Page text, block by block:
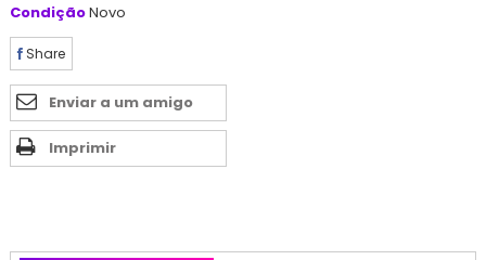
CondiçãoNovo
Share
Enviar a um amigo
Imprimir